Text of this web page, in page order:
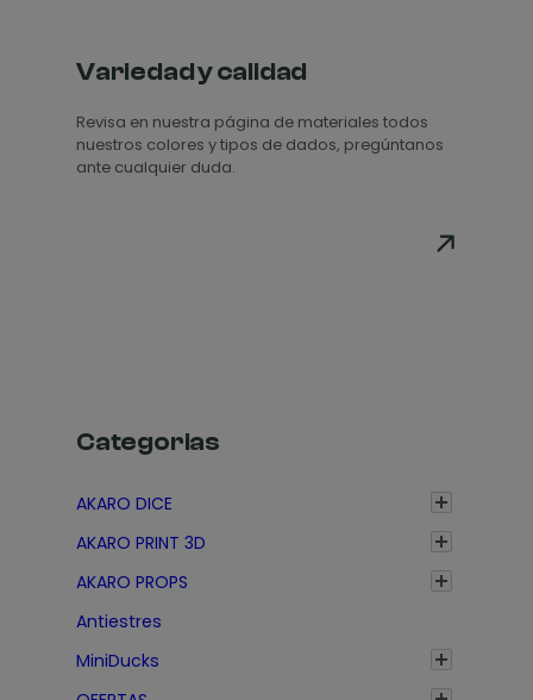
Variedad y calidad
Revisa en nuestra página de materiales todos
nuestros colores y tipos de dados, pregúntanos
ante cualquier duda.
Categorias
AKARO DICE
AKARO PRINT 3D
AKARO PROPS
Antiestres
MiniDucks